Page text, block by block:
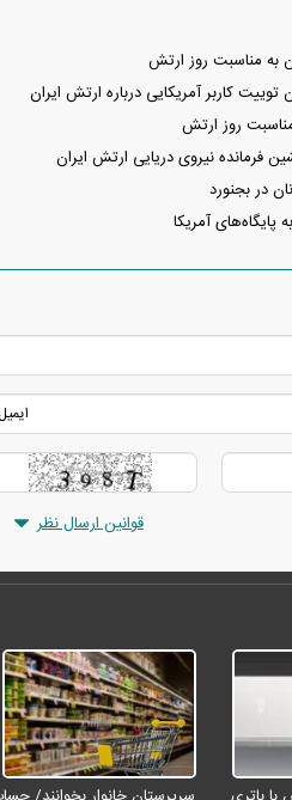
به مناسبت روز ارتش
کاربر آمریکایی درباره ارتش ایران
مناسبت روز ارتش
فرمانده نیروی دریایی ارتش ایران
در بجنورد
آمریکا
قوانین ارسال نظر